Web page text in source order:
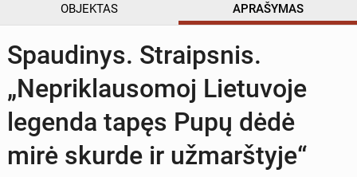
OBJEKTAS APRAŠYMAS
Spaudinys. Straipsnis.
„Nepriklausomoj Lietuvoje
legenda tapęs Pupų dėdė
mirė skurde ir užmarštyje“